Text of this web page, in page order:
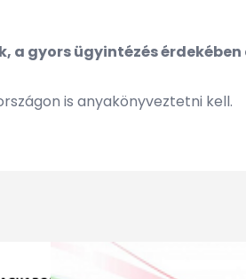
a gyors ügyintézés
is anyakönyveztetni kell.